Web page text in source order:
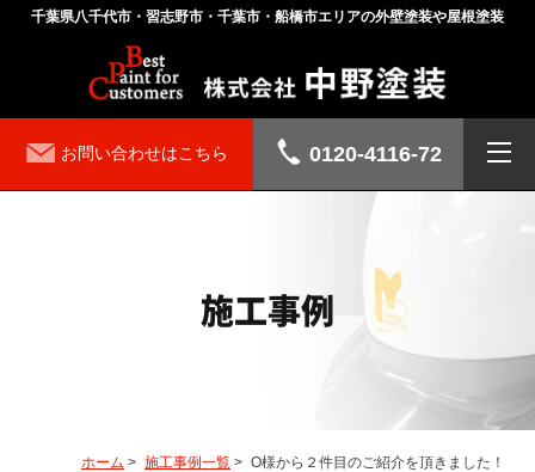
千葉県八千代市・習志野市・千葉市・船橋市エリアの外壁塗装や屋根塗装
お問い合わせはこちら 0120-4116-72
施工事例
ホーム > 施工事例一覧 > O様から２件目のご紹介を頂きました！